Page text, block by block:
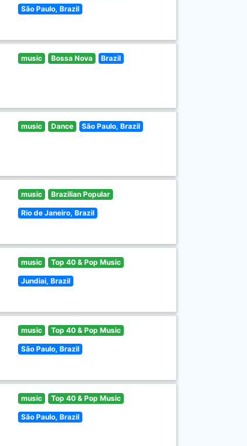
São Paulo, Brazil
music Bossa Nova Brazil
music Dance São Paulo, Brazil
music Brazilian Popular
Rio de Janeiro, Brazil
music Top 40 & Pop Music
Jundiai, Brazil
music Top 40 & Pop Music
São Paulo, Brazil
music Top 40 & Pop Music
São Paulo, Brazil